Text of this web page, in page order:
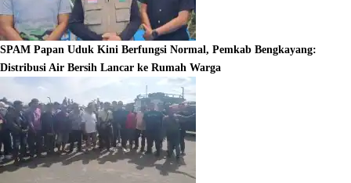
SPAM Papan Uduk Kini Berfungsi Normal, Pemkab Bengkayang:
Distribusi Air Bersih Lancar ke Rumah Warga